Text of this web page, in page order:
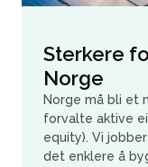
Sterkere
Norge
Norge må bli et
forvalte aktive
equity). Vi
det enklere å